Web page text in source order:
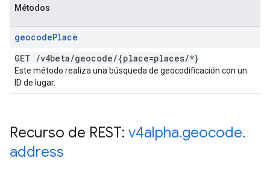
Métodos
geocodePlace
GET /v4beta/geocode/{place=places/*}
Este método realiza una búsqueda de geocodificación con un
ID de lugar.
Recurso de REST: v4alpha.geocode.
address